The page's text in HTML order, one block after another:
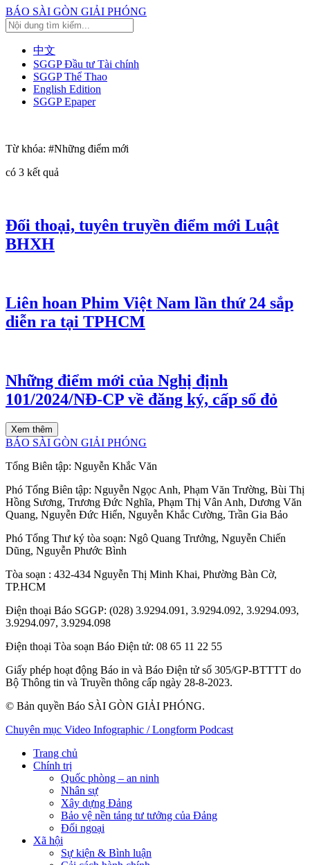
BÁO SÀI GÒN GIẢI PHÓNG
中文
SGGP Đầu tư Tài chính
SGGP Thể Thao
English Edition
SGGP Epaper
Từ khóa: #Những điểm mới
có 3 kết quả
Đối thoại, tuyên truyền điểm mới Luật
BHXH
Liên hoan Phim Việt Nam lần thứ 24 sắp
diễn ra tại TPHCM
Những điểm mới của Nghị định
101/2024/NĐ-CP về đăng ký, cấp sổ đỏ
Xem thêm
BÁO SÀI GÒN GIẢI PHÓNG
Tổng Biên tập: Nguyễn Khắc Văn
Phó Tổng Biên tập: Nguyễn Ngọc Anh, Phạm Văn Trường, Bùi Thị
Hồng Sương, Trương Đức Nghĩa, Phạm Thị Vân Anh, Dương Văn
Quang, Nguyễn Đức Hiển, Nguyễn Khắc Cường, Trần Gia Bảo
Phó Tổng Thư ký tòa soạn: Ngô Quang Trưởng, Nguyễn Chiến
Dũng, Nguyễn Phước Bình
Tòa soạn : 432-434 Nguyễn Thị Minh Khai, Phường Bàn Cờ,
TP.HCM
Điện thoại Báo SGGP: (028) 3.9294.091, 3.9294.092, 3.9294.093,
3.9294.097, 3.9294.098
Điện thoại Tòa soạn Báo Điện tử: 08 65 11 22 55
Giấy phép hoạt động Báo in và Báo Điện tử số 305/GP-BTTTT do
Bộ Thông tin và Truyền thông cấp ngày 28-8-2023.
© Bản quyền Báo SÀI GÒN GIẢI PHÓNG.
Chuyên mục Video Infographic / Longform Podcast
Trang chủ
Chính trị
Quốc phòng – an ninh
Nhân sự
Xây dựng Đảng
Bảo vệ nền tảng tư tưởng của Đảng
Đối ngoại
Xã hội
Sự kiện & Bình luận